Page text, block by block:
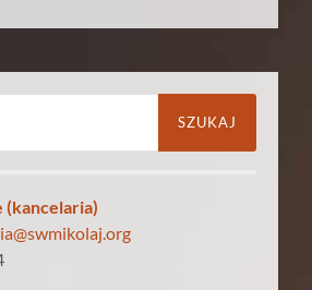
(kancelaria)